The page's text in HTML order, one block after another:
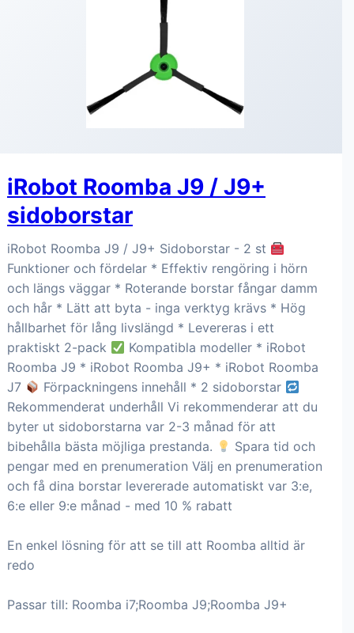
iRobot Roomba J9 / J9+
sidoborstar
iRobot Roomba J9 / J9+ Sidoborstar - 2 st
Funktioner och fördelar * Effektiv rengöring i hörn
och längs väggar * Roterande borstar fångar damm
och hår * Lätt att byta - inga verktyg krävs * Hög
hållbarhet för lång livslängd * Levereras i ett
praktiskt 2-pack
Kompatibla modeller * iRobot
Roomba J9 * iRobot Roomba J9+ * iRobot Roomba
J7
Förpackningens innehåll * 2 sidoborstar
Rekommenderat underhåll Vi rekommenderar att du
byter ut sidoborstarna var 2-3 månad för att
bibehålla bästa möjliga prestanda.
Spara tid och
pengar med en prenumeration Välj en prenumeration
och få dina borstar levererade automatiskt var 3:e,
6:e eller 9:e månad - med 10 % rabatt
En enkel lösning för att se till att Roomba alltid är
redo
Passar till: Roomba i7;Roomba J9;Roomba J9+